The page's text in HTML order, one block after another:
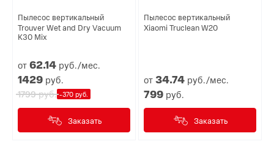
Пылесос вертикальный
Trouver Wet and Dry Vacuum
K30 Mix
от62.14 руб./мес.
1429 руб.
1799руб. -370 руб.
Заказать
Пылесос вертикальный
Xiaomi Truclean W20
от34.74 руб./мес.
799 руб.
Заказать